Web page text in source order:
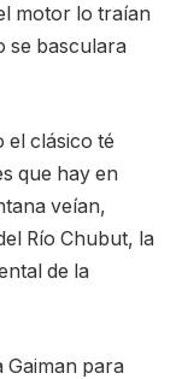
motor lo traían
se basculara
el clásico té
que hay en
veían,
Río Chubut, la
de la
Gaiman para